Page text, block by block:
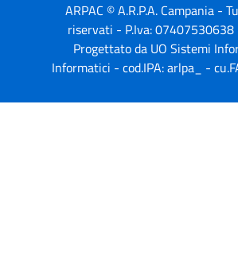
ARPAC © A.R.P.A. Campania -
riservati - P.Iva: 07407530638
Progettato da UO Sistemi
Informatici - cod.IPA: arlpa_ -